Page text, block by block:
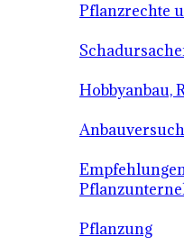
Pflanzrechte
Hobbyanbau,
Pflanzung